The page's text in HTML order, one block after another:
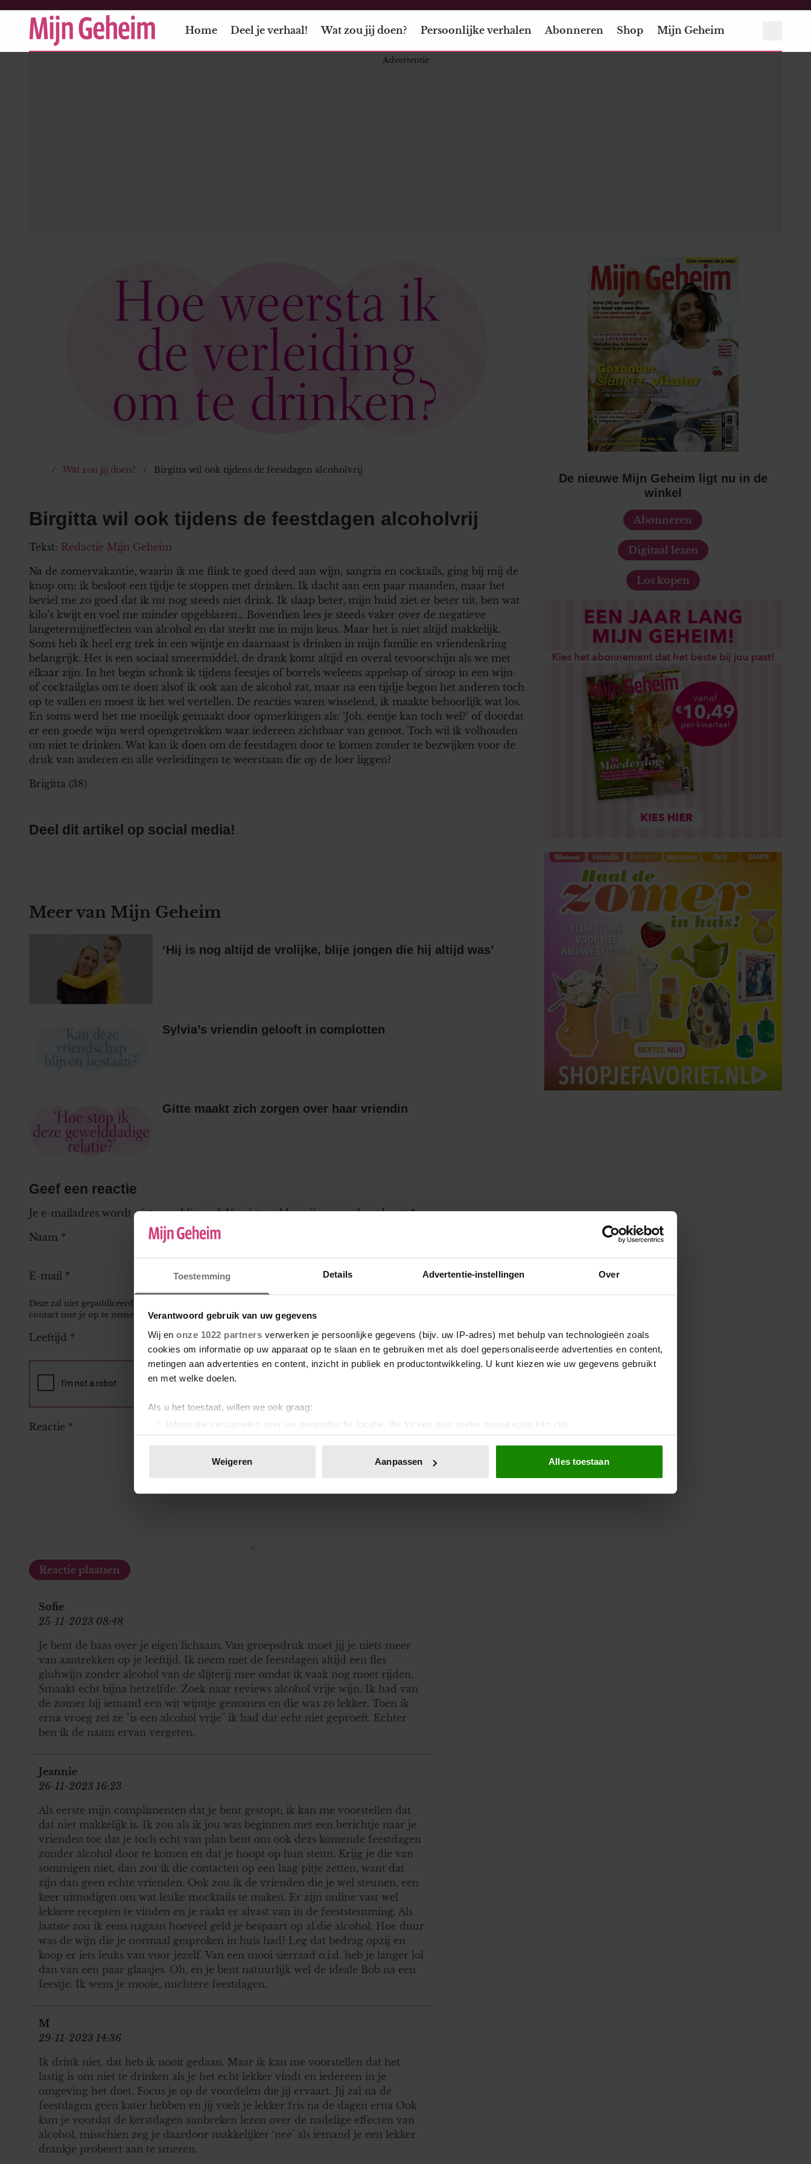
Toestemming Details Advertentie-instellingen Over
Verantwoord gebruik van uw gegevens
Wij en onze 1022 partners verwerken je persoonlijke gegevens (bijv. uw IP-adres) met behulp van technologieën zoals
cookies om informatie op uw apparaat op te slaan en te gebruiken met als doel gepersonaliseerde advertenties en content,
metingen aan advertenties en content, inzicht in publiek en productontwikkeling. U kunt kiezen wie uw gegevens gebruikt
en met welke doelen.
Als u het toestaat, willen we ook graag:
Informatie verzamelen over uw geografische locatie, die tot een paar meter nauwkeurig kan zijn
Uw apparaat identificeren door het actief te scannen op specifieke eigenschappen (fingerprinting)
toestemming op elk moment wijzigen of intrekken in de Cookieverklaring.
Weigeren Aanpassen Alles toestaan
Home Deel je verhaal! Wat zou jij doen? Persoonlijke verhalen Abonneren Shop Mijn Geheim
Wat zou jij doen? Birgitta wil ook tijdens de feestdagen alcoholvrij
Birgitta wil ook tijdens de feestdagen alcoholvrij
Tekst: Redactie Mijn Geheim
Na de zomervakantie, waarin ik me flink te goed deed aan wijn, sangria en cocktails, ging bij mij de
knop om: ik besloot een tijdje te stoppen met drinken. Ik dacht aan een paar maanden, maar het
beviel me zo goed dat ik nu nog steeds niet drink. Ik slaap beter, mijn huid ziet er beter uit, ben wat
kilo’s kwijt en voel me minder opgeblazen… Bovendien lees je steeds vaker over de negatieve
langetermijneffecten van alcohol en dat sterkt me in mijn keus. Maar het is niet altijd makkelijk.
Soms heb ik heel erg trek in een wijntje en daarnaast is drinken in mijn familie en vriendenkring
belangrijk. Het is een sociaal smeermiddel, de drank komt altijd en overal tevoorschijn als we met
elkaar zijn. In het begin schonk ik tijdens feestjes of borrels weleens appelsap of siroop in een wijn-
of cocktailglas om te doen alsof ik ook aan de alcohol zat, maar na een tijdje begon het anderen toch
op te vallen en moest ik het wel vertellen. De reacties waren wisselend, ik maakte behoorlijk wat los.
En soms werd het me moeilijk gemaakt door opmerkingen als: ‘Joh, eentje kan toch wel?’ of doordat
er een goede wijn werd opengetrokken waar iedereen zichtbaar van genoot. Toch wil ik volhouden
om niet te drinken. Wat kan ik doen om de feestdagen door te komen zonder te bezwijken voor de
druk van anderen en alle verleidingen te weerstaan die op de loer liggen?
Brigitta (38)
Deel dit artikel op social media!
Meer van Mijn Geheim
‘Hij is nog altijd de vrolijke, blije jongen die hij altijd was’
Sylvia’s vriendin gelooft in complotten
Gitte maakt zich zorgen over haar vriendin
Geef een reactie
Je e-mailadres wordt niet gepubliceerd. Vereiste velden zijn gemarkeerd met*
Naam *
E-mail *
Deze zal niet gepubliceerd worden bij je reactie, maar kan worden gebruikt door de redactie om
contact met je op te nemen.
Leeftijd *
Reactie *
Sofie
25-11-2023 08:48
Je bent de baas over je eigen lichaam. Van groepsdruk moet jij je niets meer
van aantrekken op je leeftijd. Ik neem met de feestdagen altijd een fles
gluhwijn zonder alcohol van de slijterij mee omdat ik vaak nog moet rijden.
Smaakt echt bijna hetzelfde. Zoek naar reviews alcohol vrije wijn. Ik had van
de zomer bij iemand een wit wijntje genomen en die was zo lekker. Toen ik
erna vroeg zei ze "is een alcohol vrije" ik had dat echt niet geproeft. Echter
ben ik de naam ervan vergeten.
Jeannie
26-11-2023 16:23
Als eerste mijn complimenten dat je bent gestopt; ik kan me voorstellen dat
dat niet makkelijk is. Ik zou als ik jou was beginnen met een berichtje naar je
vrienden toe dat je toch echt van plan bent om ook dezs komende feestdagen
zonder alcohol door te komen en dat je hoopt op hun steun. Krijg je die van
sommigen niet, dan zou ik die contacten op een laag pitje zetten, want dat
zijn dan geen echte vrienden. Ook zou ik de vrienden die je wel steunen, een
keer uitnodigen om wat leuke mocktails te maken. Er zijn online vast wel
lekkere recepten te vinden en je raakt er alvast van in de feeststemming. Als
laatste zou ik eens nagaan hoeveel geld je bespaart op al.die alcohol. Hoe duur
was de wijn die je normaal gesproken in huis had? Leg dat bedrag opzij en
koop er iets leuks van voor jezelf. Van een mooi sierraad o.i.d. heb je langer lol
dan van een paar glaasjes. Oh, en je bent natuurlijk wel de ideale Bob na een
feestje. Ik wens je mooie, nuchtere feestdagen.
M
29-11-2023 14:36
Ik drink niet, dat heb ik nooit gedaan. Maar ik kan me voorstellen dat het
lastig is om niet te drinken als je het echt lekker vindt en iedereen in je
omgeving het doet. Focus je op de voordelen die jij ervaart. Jij zal na de
feestdagen geen kater hebben en jij voelt je lekker fris na de dagen erna Ook
kun je voordat de kerstdagen aanbreken lezen over de nadelige effecten van
alcohol, misschien zeg je daardoor makkelijker ‘nee’ als iemand je een lekker
drankje probeert aan te smeren.
De nieuwe Mijn Geheim ligt nu in de
winkel
Abonneren
Digitaal lezen
Los kopen